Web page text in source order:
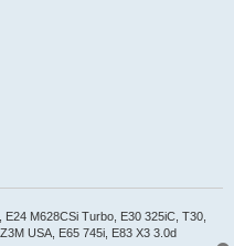
M628CSi Turbo, E30 325iC, T30,
USA, E65 745i, E83 X3 3.0d